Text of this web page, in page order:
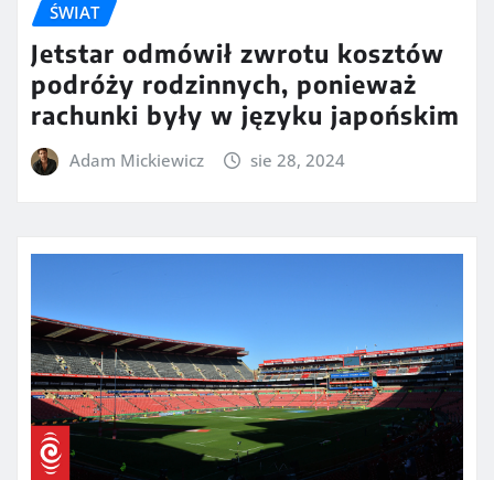
ŚWIAT
Jetstar odmówił zwrotu kosztów
podróży rodzinnych, ponieważ
rachunki były w języku japońskim
Adam Mickiewicz sie 28, 2024